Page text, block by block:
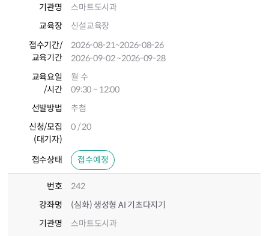
기관명
스마트도시과
교육장
신설교육장
접수기간/
교육기간
2026-08-21~2026-08-26
2026-09-02~2026-09-28
교육요일
/시간
월 수
09:30 ~ 12:00
선발방법
추첨
신청/모집
(대기자)
0 / 20
접수상태 접수예정
번호
242
강좌명
(심화) 생성형 AI 기초다지기
기관명
스마트도시과